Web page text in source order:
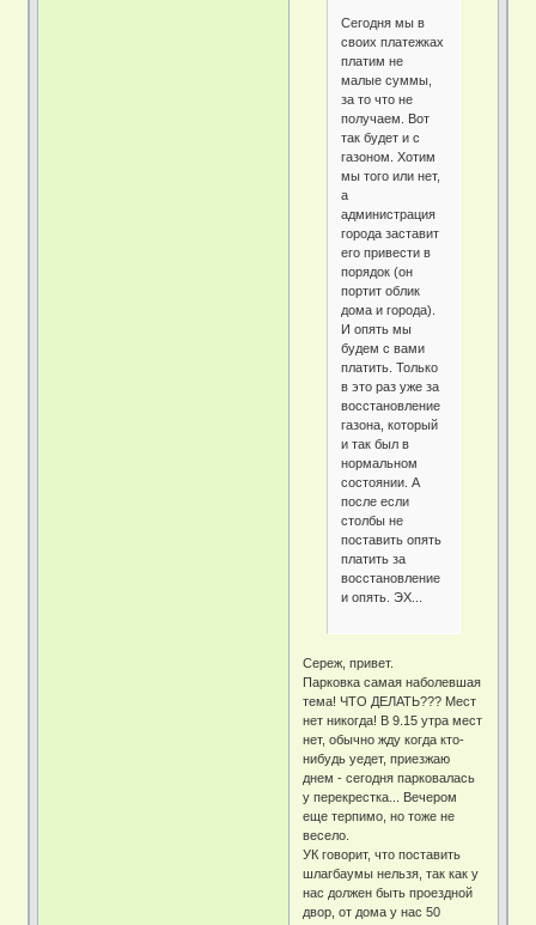
Сегодня мы в
своих платежках
платим не
малые суммы,
за то что не
получаем. Вот
так будет и с
газоном. Хотим
мы того или нет,
а
администрация
города заставит
его привести в
порядок (он
портит облик
дома и города).
И опять мы
будем с вами
платить. Только
в это раз уже за
восстановление
газона, который
и так был в
нормальном
состоянии. А
после если
столбы не
поставить опять
платить за
восстановление
и опять. ЭХ...
Сереж, привет.
Парковка самая наболевшая
тема! ЧТО ДЕЛАТЬ??? Мест
нет никогда! В 9.15 утра мест
нет, обычно жду когда кто-
нибудь уедет, приезжаю
днем - сегодня парковалась
у перекрестка... Вечером
еще терпимо, но тоже не
весело.
УК говорит, что поставить
шлагбаумы нельзя, так как у
нас должен быть проездной
двор, от дома у нас 50